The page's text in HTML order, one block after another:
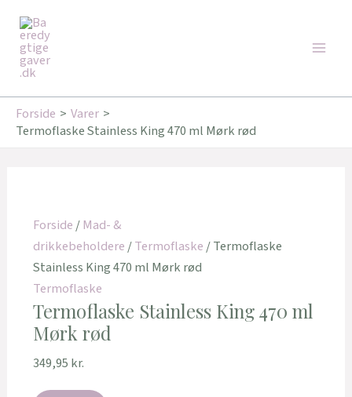
indholdet
Forside
Varer
Termoflaske Stainless King 470 ml Mørk rød
Forside/Mad- &
drikkebeholdere/Termoflaske/ Termoflaske
Stainless King 470 ml Mørk rød
Termoflaske
Termoflaske Stainless King 470 ml
Mørk rød
349,95 kr.
Tilbud!
Tilbud!
199,00 kr..159,20 kr..
Tilbud!
Tilbud!
199,00 kr..159,20 kr..